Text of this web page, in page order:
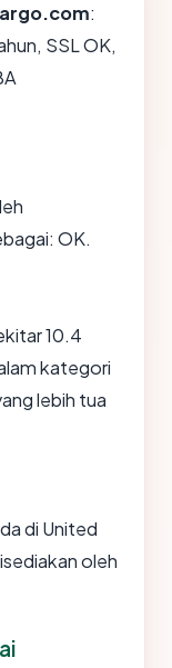
:
SSL OK,
OK.
10.4
kategori
lebih tua
di United
oleh